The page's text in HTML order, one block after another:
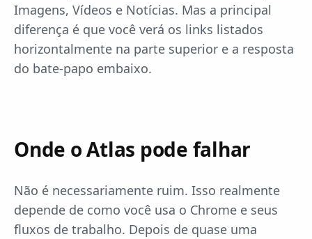
Imagens, Vídeos e Notícias. Mas a principal
diferença é que você verá os links listados
horizontalmente na parte superior e a resposta
do bate-papo embaixo.
Onde o Atlas pode falhar
Não é necessariamente ruim. Isso realmente
depende de como você usa o Chrome e seus
fluxos de trabalho. Depois de quase uma